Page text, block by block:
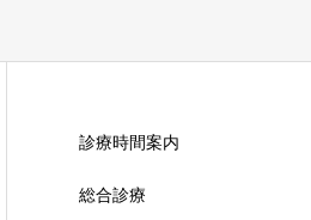
診療時間案内
総合診療